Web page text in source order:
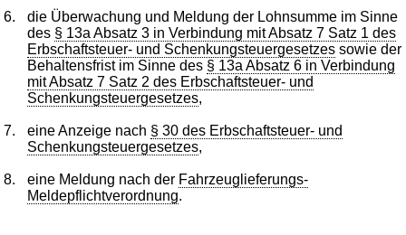
6.
die Überwachung und Meldung der Lohnsumme im Sinne
des § 13a Absatz 3 in Verbindung mit Absatz 7 Satz 1 des
Erbschaftsteuer- und Schenkungsteuergesetzes sowie der
Behaltensfrist im Sinne des § 13a Absatz 6 in Verbindung
mit Absatz 7 Satz 2 des Erbschaftsteuer- und
Schenkungsteuergesetzes,
7. eine Anzeige nach § 30 des Erbschaftsteuer- und
Schenkungsteuergesetzes,
8. eine Meldung nach der Fahrzeuglieferungs-
Meldepflichtverordnung.